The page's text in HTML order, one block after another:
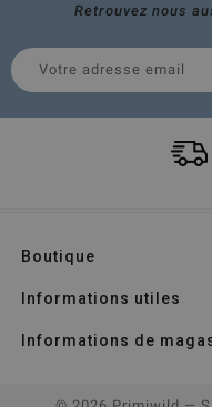
Retrouvez nous
Envoi rapide
Boutique
Informations utiles
Informations de